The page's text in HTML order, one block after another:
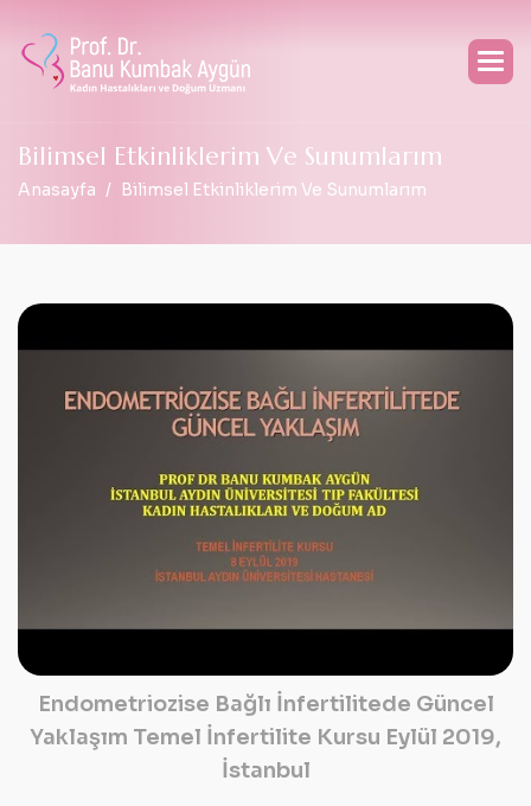
Bilimsel Etkinliklerim Ve Sunumlarım
Anasayfa Bilimsel Etkinliklerim Ve Sunumlarım
Endometriozise Bağlı İnfertilitede Güncel
Yaklaşım Temel İnfertilite Kursu Eylül 2019,
İstanbul